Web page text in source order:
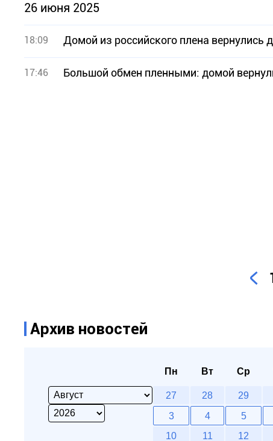
26 июня 2025
18:09 Домой из российского плена вернулись
17:46 Большой обмен пленными: домой
Архив новостей
Пн Вт Ср
27 28 29
3
4 5
10
11 12